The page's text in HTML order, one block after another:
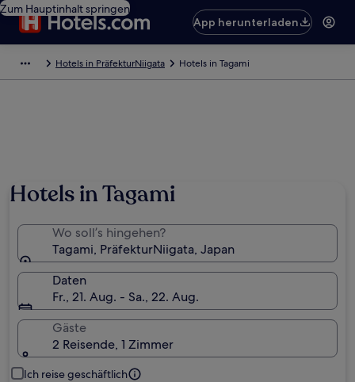
Zum Hauptinhalt springen
App herunterladen
Hotels in PräfekturNiigata Hotels in Tagami
Hotels in Tagami
Wo soll’s hingehen?
Tagami, PräfekturNiigata, Japan
Daten
Fr., 21. Aug. - Sa., 22. Aug.
Gäste
2 Reisende, 1 Zimmer
Ich reise geschäftlich